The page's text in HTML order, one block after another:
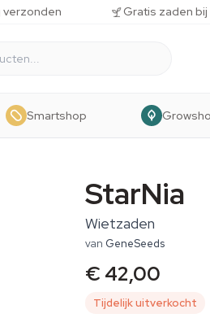
verzonden Gratis zaden
Smartshop
StarNia
Wietzaden
van GeneSeeds
€ 42,00
Tijdelijk uitverkocht